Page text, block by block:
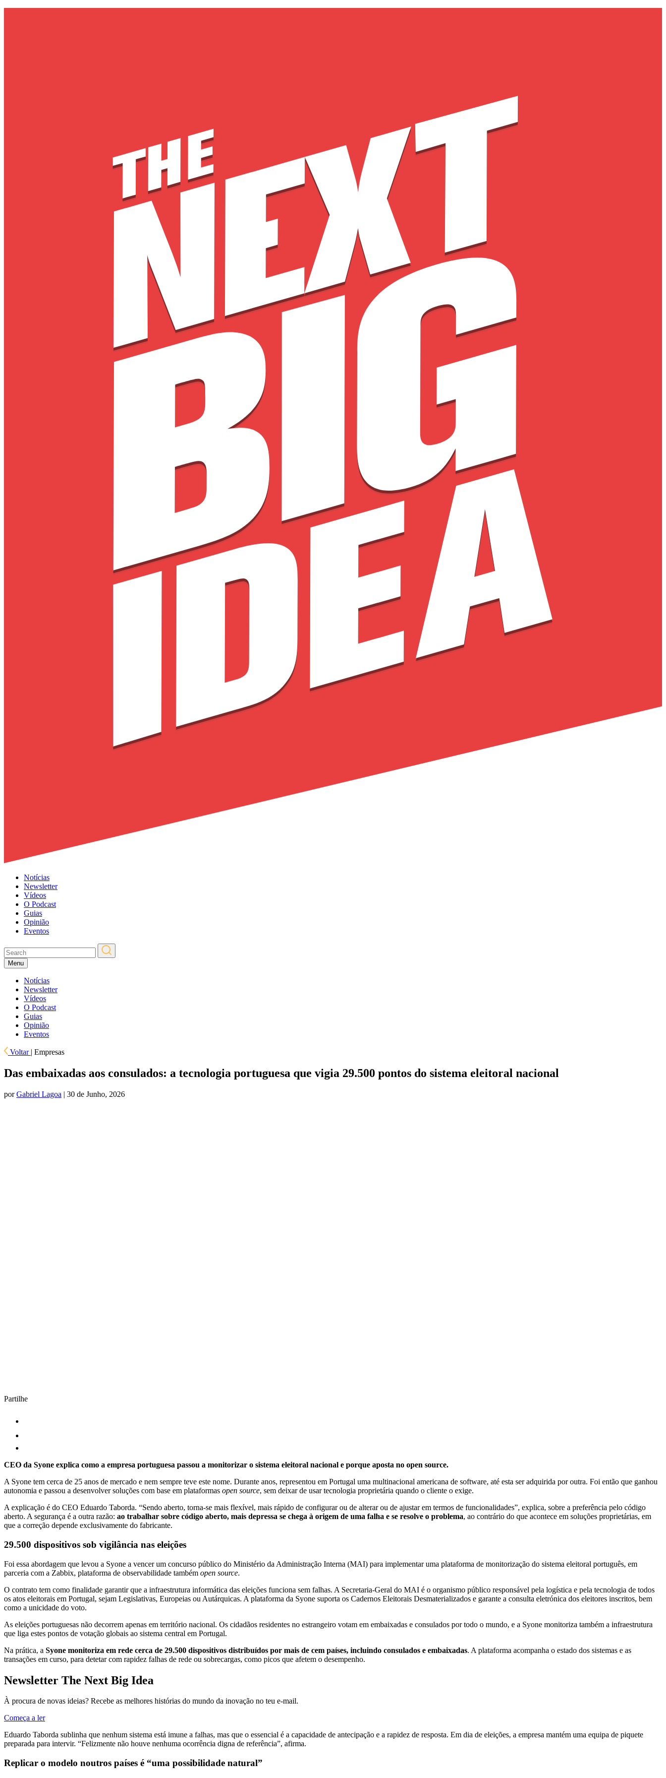
Notícias
Newsletter
Vídeos
O Podcast
Guias
Opinião
Eventos
Menu
Notícias
Newsletter
Vídeos
O Podcast
Guias
Opinião
Eventos
Voltar | Empresas
Das embaixadas aos consulados: a tecnologia portuguesa que vigia 29.500 pontos do sistema eleitoral nacional
porGabriel Lagoa | 30 de Junho, 2026
Partilhe
CEO da Syone explica como a empresa portuguesa passou a monitorizar o sistema eleitoral nacional e porque aposta no open source.
A Syone tem cerca de 25 anos de mercado e nem sempre teve este nome. Durante anos, representou em Portugal uma multinacional americana de software, até esta ser adquirida por outra. Foi então que ganhou
autonomia e passou a desenvolver soluções com base em plataformas open source, sem deixar de usar tecnologia proprietária quando o cliente o exige.
A explicação é do CEO Eduardo Taborda. “Sendo aberto, torna-se mais flexível, mais rápido de configurar ou de alterar ou de ajustar em termos de funcionalidades”, explica, sobre a preferência pelo código
aberto. A segurança é a outra razão: ao trabalhar sobre código aberto, mais depressa se chega à origem de uma falha e se resolve o problema, ao contrário do que acontece em soluções proprietárias, em
que a correção depende exclusivamente do fabricante.
29.500 dispositivos sob vigilância nas eleições
Foi essa abordagem que levou a Syone a vencer um concurso público do Ministério da Administração Interna (MAI) para implementar uma plataforma de monitorização do sistema eleitoral português, em
parceria com a Zabbix, plataforma de observabilidade também open source.
O contrato tem como finalidade garantir que a infraestrutura informática das eleições funciona sem falhas. A Secretaria-Geral do MAI é o organismo público responsável pela logística e pela tecnologia de todos
os atos eleitorais em Portugal, sejam Legislativas, Europeias ou Autárquicas. A plataforma da Syone suporta os Cadernos Eleitorais Desmaterializados e garante a consulta eletrónica dos eleitores inscritos, bem
como a unicidade do voto.
As eleições portuguesas não decorrem apenas em território nacional. Os cidadãos residentes no estrangeiro votam em embaixadas e consulados por todo o mundo, e a Syone monitoriza também a infraestrutura
que liga estes pontos de votação globais ao sistema central em Portugal.
Na prática, a Syone monitoriza em rede cerca de 29.500 dispositivos distribuídos por mais de cem países, incluindo consulados e embaixadas. A plataforma acompanha o estado dos sistemas e as
transações em curso, para detetar com rapidez falhas de rede ou sobrecargas, como picos que afetem o desempenho.
Newsletter The Next Big Idea
À procura de novas ideias? Recebe as melhores histórias do mundo da inovação no teu e-mail.
Começa a ler
Eduardo Taborda sublinha que nenhum sistema está imune a falhas, mas que o essencial é a capacidade de antecipação e a rapidez de resposta. Em dia de eleições, a empresa mantém uma equipa de piquete
preparada para intervir. “Felizmente não houve nenhuma ocorrência digna de referência”, afirma.
Replicar o modelo noutros países é “uma possibilidade natural”